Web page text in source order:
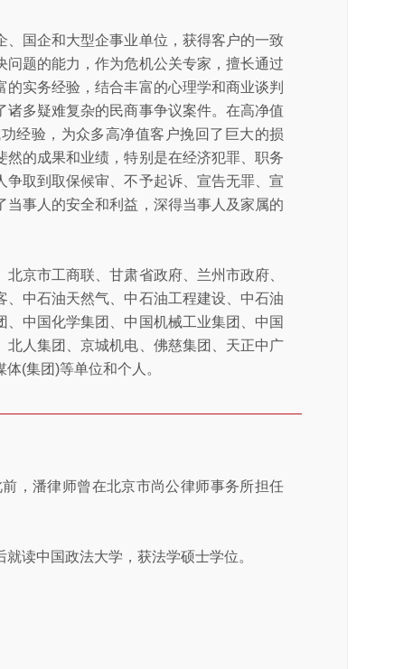
国企和大型企事业单位，获得客户的一致
题的能力，作为危机公关专家，擅长通过
实务经验，结合丰富的心理学和商业谈判
多疑难复杂的民商事争议案件。在高净值
经验，为众多高净值客户挽回了巨大的损
的成果和业绩，特别是在经济犯罪、职务
取到取保候审、不予起诉、宣告无罪、宣
事人的安全和利益，深得当事人及家属的
京市工商联、甘肃省政府、兰州市政府、
中石油天然气、中石油工程建设、中石油
中国化学集团、中国机械工业集团、中国
人集团、京城机电、佛慈集团、天正中广
(集团)等单位和个人。
，潘律师曾在北京市尚公律师事务所担任
读中国政法大学，获法学硕士学位。